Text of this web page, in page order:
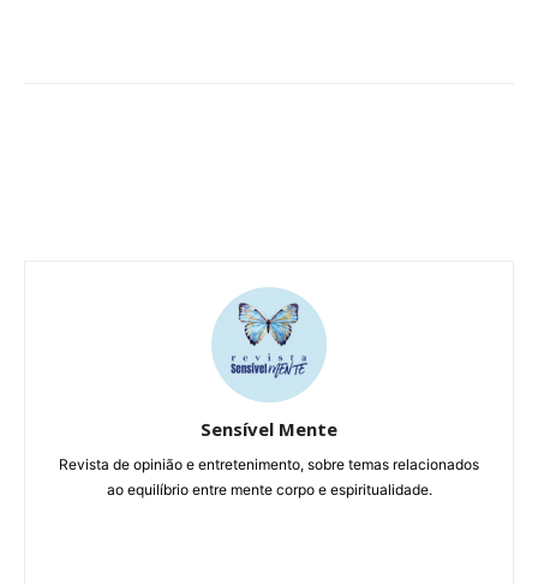
Sensível Mente
Revista de opinião e entretenimento, sobre temas relacionados
ao equilíbrio entre mente corpo e espiritualidade.